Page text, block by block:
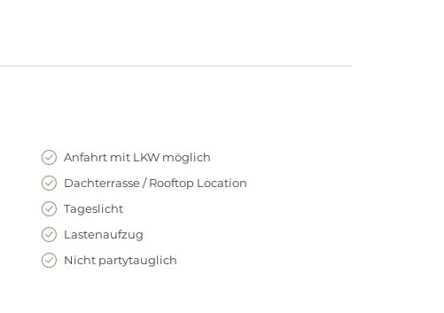
Anfahrt mit LKW möglich
Dachterrasse / Rooftop Location
Tageslicht
Lastenaufzug
Nicht partytauglich